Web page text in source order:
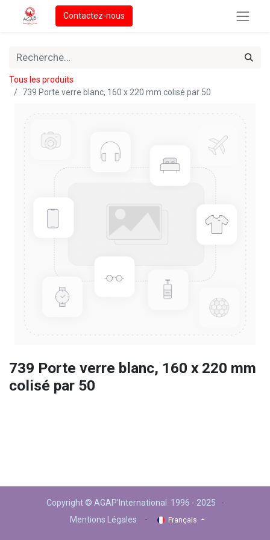
Contactez-nous
Tous les produits
739 Porte verre blanc, 160 x 220 mm colisé par 50
739 Porte verre blanc, 160 x 220 mm
colisé par 50
Copyright © AGAP'International 1996 - 2025 -
Mentions Légales
- Français